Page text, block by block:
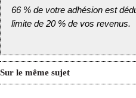
66 % de votre adhésion est
limite de 20 % de vos revenus.
Sur le même sujet